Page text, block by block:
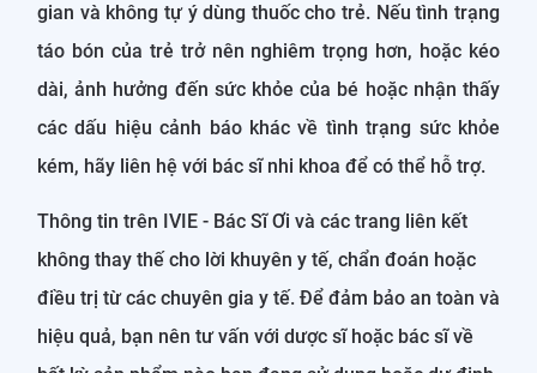
gian và không tự ý dùng thuốc cho trẻ. Nếu tình trạng
táo bón của trẻ trở nên nghiêm trọng hơn, hoặc kéo
dài, ảnh hưởng đến sức khỏe của bé hoặc nhận thấy
các dấu hiệu cảnh báo khác về tình trạng sức khỏe
kém, hãy liên hệ với bác sĩ nhi khoa để có thể hỗ trợ.
Thông tin trên IVIE - Bác Sĩ Ơi và các trang liên kết
không thay thế cho lời khuyên y tế, chẩn đoán hoặc
điều trị từ các chuyên gia y tế. Để đảm bảo an toàn và
hiệu quả, bạn nên tư vấn với dược sĩ hoặc bác sĩ về